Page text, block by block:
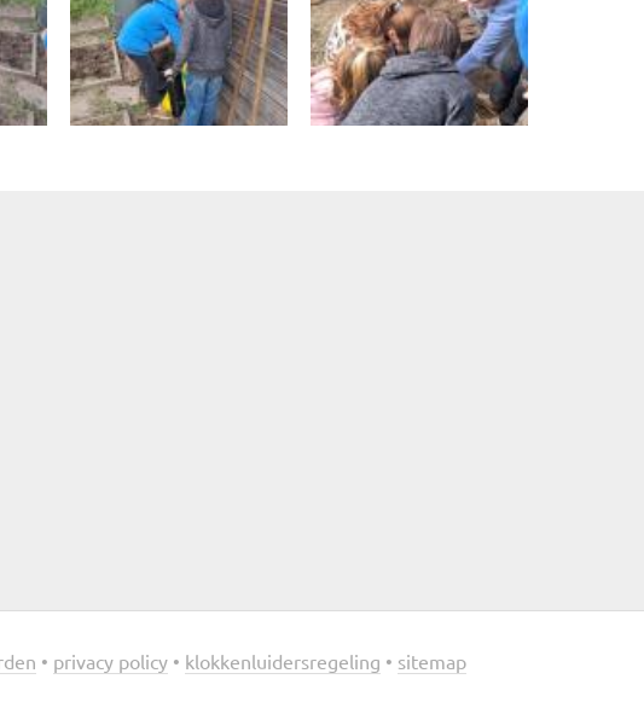
• privacy policy• klokkenluidersregeling • sitemap